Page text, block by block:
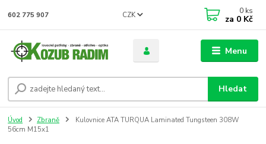
Menu
CZK
Hledat
602 775 907 0 ks
za 0 Kč
Úvod Zbraně
Kulovnice ATA TURQUA Laminated Tungsteen 308W
56cm M15x1